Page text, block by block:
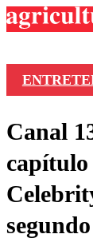
Canal